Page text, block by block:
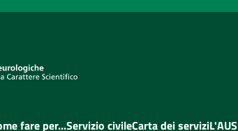
fare per...Servizio civileCarta dei servizi